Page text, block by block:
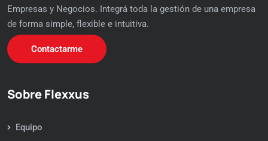
Empresas y Negocios. Integrá toda la gestión de una empresa
de forma simple, flexible e intuitiva.
Contactarme
Sobre Flexxus
Equipo